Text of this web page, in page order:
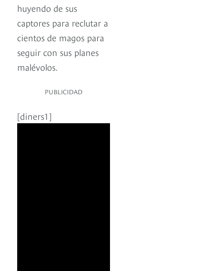
huyendo de sus
captores para reclutar a
cientos de magos para
seguir con sus planes
malévolos.
PUBLICIDAD
[diners1]